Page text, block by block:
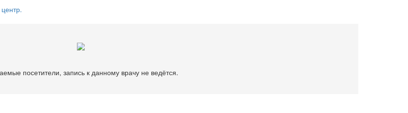
посетители, запись к данному врачу не ведётся.